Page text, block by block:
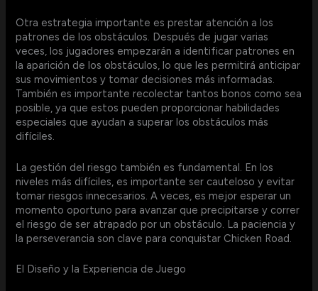
Otra estrategia importante es prestar atención a los
patrones de los obstáculos. Después de jugar varias
veces, los jugadores empezarán a identificar patrones en
la aparición de los obstáculos, lo que les permitirá anticipar
sus movimientos y tomar decisiones más informadas.
También es importante recolectar tantos bonos como sea
posible, ya que estos pueden proporcionar habilidades
especiales que ayudan a superar los obstáculos más
difíciles.
La gestión del riesgo también es fundamental. En los
niveles más difíciles, es importante ser cauteloso y evitar
tomar riesgos innecesarios. A veces, es mejor esperar un
momento oportuno para avanzar que precipitarse y correr
el riesgo de ser atrapado por un obstáculo. La paciencia y
la perseverancia son clave para conquistar Chicken Road.
El Diseño y la Experiencia de Juego